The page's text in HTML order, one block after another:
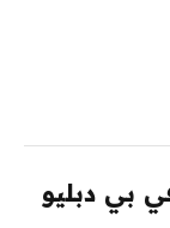
بي دبليو